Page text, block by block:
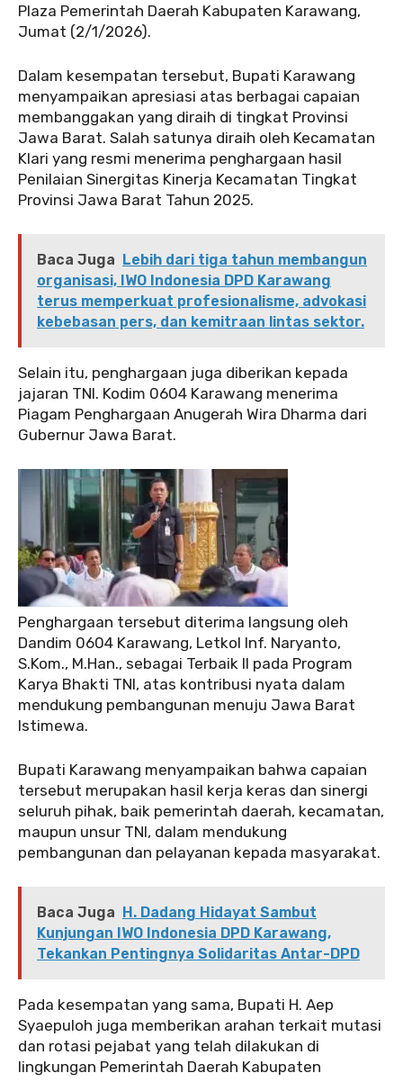
Plaza Pemerintah Daerah Kabupaten Karawang,
Jumat (2/1/2026).
Dalam kesempatan tersebut, Bupati Karawang
menyampaikan apresiasi atas berbagai capaian
membanggakan yang diraih di tingkat Provinsi
Jawa Barat. Salah satunya diraih oleh Kecamatan
Klari yang resmi menerima penghargaan hasil
Penilaian Sinergitas Kinerja Kecamatan Tingkat
Provinsi Jawa Barat Tahun 2025.
Baca Juga Lebih dari tiga tahun membangun
organisasi, IWO Indonesia DPD Karawang
terus memperkuat profesionalisme, advokasi
kebebasan pers, dan kemitraan lintas sektor.
Selain itu, penghargaan juga diberikan kepada
jajaran TNI. Kodim 0604 Karawang menerima
Piagam Penghargaan Anugerah Wira Dharma dari
Gubernur Jawa Barat.
Penghargaan tersebut diterima langsung oleh
Dandim 0604 Karawang, Letkol Inf. Naryanto,
S.Kom., M.Han., sebagai Terbaik II pada Program
Karya Bhakti TNI, atas kontribusi nyata dalam
mendukung pembangunan menuju Jawa Barat
Istimewa.
Bupati Karawang menyampaikan bahwa capaian
tersebut merupakan hasil kerja keras dan sinergi
seluruh pihak, baik pemerintah daerah, kecamatan,
maupun unsur TNI, dalam mendukung
pembangunan dan pelayanan kepada masyarakat.
Baca Juga H. Dadang Hidayat Sambut
Kunjungan IWO Indonesia DPD Karawang,
Tekankan Pentingnya Solidaritas Antar-DPD
Pada kesempatan yang sama, Bupati H. Aep
Syaepuloh juga memberikan arahan terkait mutasi
dan rotasi pejabat yang telah dilakukan di
lingkungan Pemerintah Daerah Kabupaten